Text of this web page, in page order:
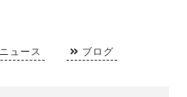
ニュース ブログ